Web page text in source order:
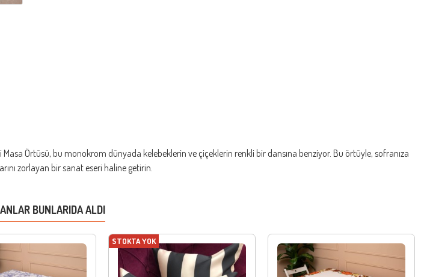
Örtüsü, bu monokrom dünyada kelebeklerin ve çiçeklerin renkli bir dansına benziyor. Bu örtüyle, sofranıza
zorlayan bir sanat eseri haline getirin.
BUNLARIDA ALDI
STOKTA YOK